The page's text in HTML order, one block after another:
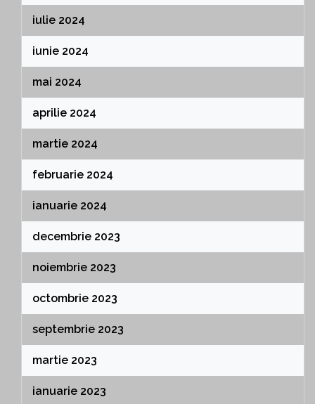
iulie 2024
iunie 2024
mai 2024
aprilie 2024
martie 2024
februarie 2024
ianuarie 2024
decembrie 2023
noiembrie 2023
octombrie 2023
septembrie 2023
martie 2023
ianuarie 2023